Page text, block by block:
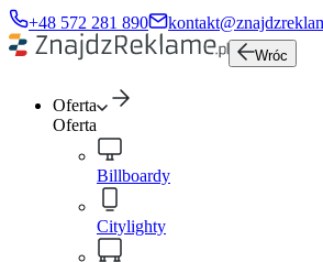
+48 572 281 890
Wróc
Oferta
Oferta
Billboardy
Citylighty